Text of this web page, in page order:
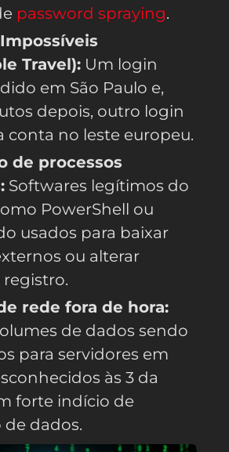
password spraying.
Travel): Um login
em São Paulo e,
depois, outro login
conta no leste europeu.
de processos
Softwares legítimos do
PowerShell ou
usados para baixar
ou alterar
registro.
rede fora de hora:
de dados sendo
para servidores em
às 3 da
forte indício de
de dados.